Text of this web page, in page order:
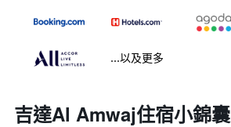
...以及更多
吉達Al Amwaj住宿小錦囊